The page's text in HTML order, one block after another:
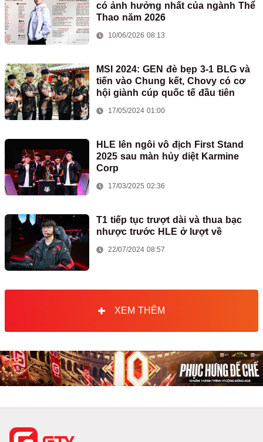
có ảnh hưởng nhất của ngành Thể
Thao năm 2026
10/06/2026 08:13
MSI 2024: GEN đè bẹp 3-1 BLG và
tiến vào Chung kết, Chovy có cơ
hội giành cúp quốc tế đầu tiên
17/05/2024 01:00
HLE lên ngôi vô địch First Stand
2025 sau màn hủy diệt Karmine
Corp
17/03/2025 02:36
T1 tiếp tục trượt dài và thua bạc
nhược trước HLE ở lượt về
22/07/2024 08:57
XEM THÊM